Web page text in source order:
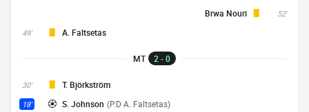
52'
Brwa Nouri
49' A. Faltsetas
MT 2 - 0
30' T. Björkström
18' S. Johnson (P.D A. Faltsetas)